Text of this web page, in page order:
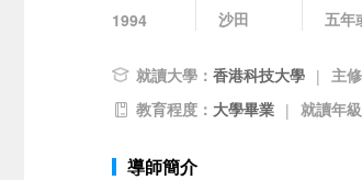
1994 沙田 五年
就讀大學： 香港科技大學 | 主
教育程度： 大學畢業 | 就讀年級
導師簡介